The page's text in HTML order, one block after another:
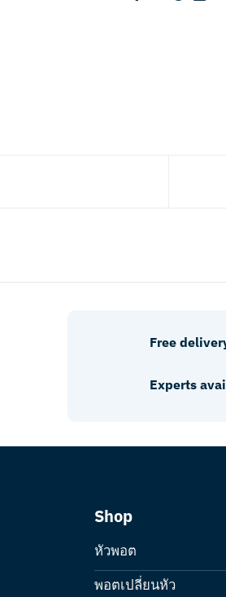
Free
Experts
Shop
หัวพอต
พอตเปลี่ยนหัว